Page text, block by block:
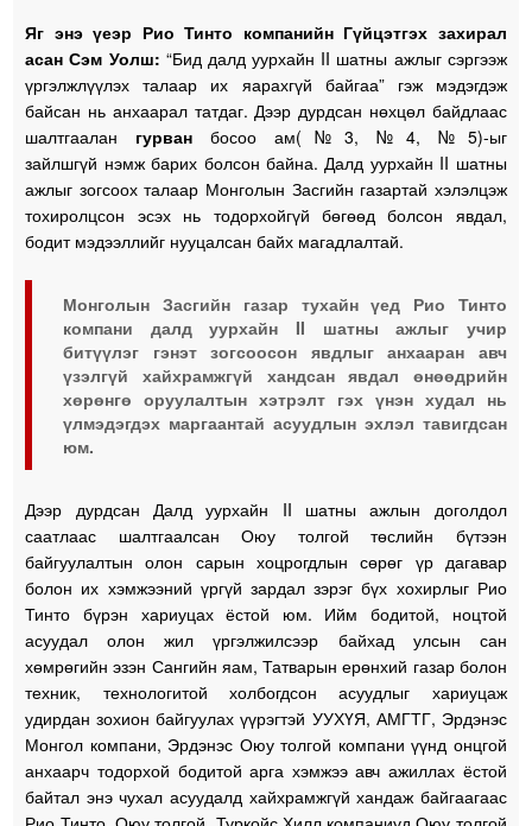
Яг энэ үеэр Рио Тинто компанийн Гүйцэтгэх захирал
асан Сэм Уолш: “Бид далд уурхайн II шатны ажлыг сэргээж
үргэлжлүүлэх талаар их яарахгүй байгаа” гэж мэдэгдэж
байсан нь анхаарал татдаг. Дээр дурдсан нөхцөл байдлаас
шалтгаалан гурван босоо ам(№3, №4, №5)-ыг
зайлшгүй нэмж барих болсон байна. Далд уурхайн II шатны
ажлыг зогсоох талаар Монголын Засгийн газартай хэлэлцэж
тохиролцсон эсэх нь тодорхойгүй бөгөөд болсон явдал,
бодит мэдээллийг нууцалсан байх магадлалтай.
Монголын Засгийн газар тухайн үед Рио Тинто
компани далд уурхайн II шатны ажлыг учир
битүүлэг гэнэт зогсоосон явдлыг анхааран авч
үзэлгүй хайхрамжгүй хандсан явдал өнөөдрийн
хөрөнгө оруулалтын хэтрэлт гэх үнэн худал нь
үлмэдэгдэх маргаантай асуудлын эхлэл тавигдсан
юм.
Дээр дурдсан Далд уурхайн II шатны ажлын доголдол
саатлаас шалтгаалсан Оюу толгой төслийн бүтээн
байгуулалтын олон сарын хоцрогдлын сөрөг үр дагавар
болон их хэмжээний үргүй зардал зэрэг бүх хохирлыг Рио
Тинто бүрэн хариуцах ёстой юм. Ийм бодитой, ноцтой
асуудал олон жил үргэлжилсээр байхад улсын сан
хөмрөгийн эзэн Сангийн яам, Татварын ерөнхий газар болон
техник, технологитой холбогдсон асуудлыг хариуцаж
удирдан зохион байгуулах үүрэгтэй УУХҮЯ, АМГТГ, Эрдэнэс
Монгол компани, Эрдэнэс Оюу толгой компани үүнд онцгой
анхаарч тодорхой бодитой арга хэмжээ авч ажиллах ёстой
байтал энэ чухал асуудалд хайхрамжгүй хандаж байгаагаас